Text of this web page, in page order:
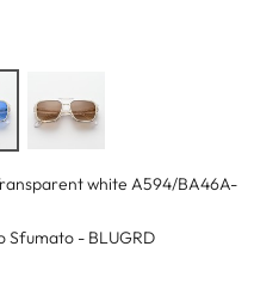
white A594/BA46A-
Sfumato - BLUGRD